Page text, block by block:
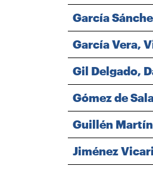
García
García Vera,
Gil Delgado,
Gómez de
Guillén
Jiménez